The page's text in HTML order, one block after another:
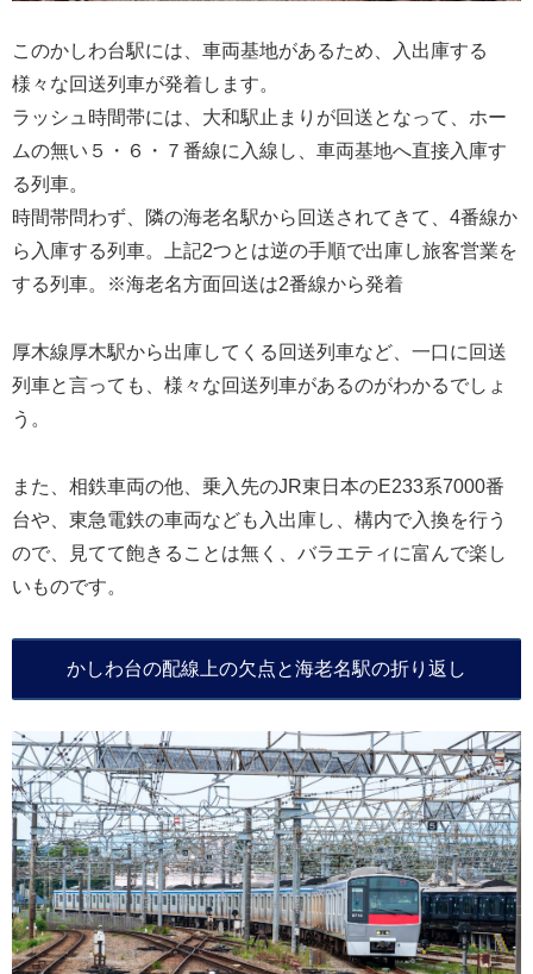
このかしわ台駅には、車両基地があるため、入出庫する
様々な回送列車が発着します。
ラッシュ時間帯には、大和駅止まりが回送となって、ホー
ムの無い５・６・７番線に入線し、車両基地へ直接入庫す
る列車。
時間帯問わず、隣の海老名駅から回送されてきて、4番線か
ら入庫する列車。上記2つとは逆の手順で出庫し旅客営業を
する列車。※海老名方面回送は2番線から発着
厚木線厚木駅から出庫してくる回送列車など、一口に回送
列車と言っても、様々な回送列車があるのがわかるでしょ
う。
また、相鉄車両の他、乗入先のJR東日本のE233系7000番
台や、東急電鉄の車両なども入出庫し、構内で入換を行う
ので、見てて飽きることは無く、バラエティに富んで楽し
いものです。
かしわ台の配線上の欠点と海老名駅の折り返し